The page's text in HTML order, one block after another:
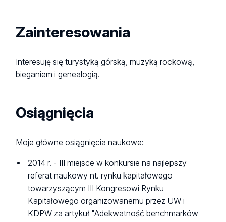
Zainteresowania
Interesuję się turystyką górską, muzyką rockową,
bieganiem i genealogią.
Osiągnięcia
Moje główne osiągnięcia naukowe:
2014 r. - III miejsce w konkursie na najlepszy
referat naukowy nt. rynku kapitałowego
towarzyszącym III Kongresowi Rynku
Kapitałowego organizowanemu przez UW i
KDPW za artykuł "Adekwatność benchmarków